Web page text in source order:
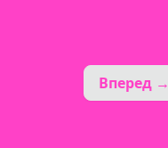
Вперед →